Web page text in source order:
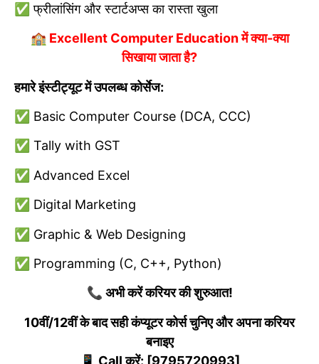
✅ फ्रीलांसिंग और स्टार्टअप्स का रास्ता खुला
🏫 Excellent Computer Education में क्या-क्या
सिखाया जाता है?
हमारे इंस्टीट्यूट में उपलब्ध कोर्सेज:
✅ Basic Computer Course (DCA, CCC)
✅ Tally with GST
✅ Advanced Excel
✅ Digital Marketing
✅ Graphic & Web Designing
✅ Programming (C, C++, Python)
📞 अभी करें करियर की शुरुआत!
10वीं/12वीं के बाद सही कंप्यूटर कोर्स चुनिए और अपना करियर
बनाइए
📱 Call करें: [9795720993]